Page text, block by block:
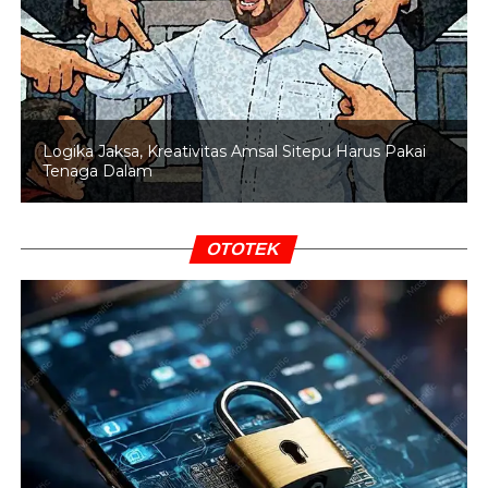
Saat melakukan penyisiran dan pembersihan di dalam
bangunan tersebut, personel menemukan sejumlah
barang yang diduga berkaitan dengan aktivitas kelompok
OPM.
Dari hasil patroli tersebut, personel mengamankan satu
pucuk senjata api campuran berupa pistol jenis airsoft
gun Omega buatan Tiongkok, satu pucuk senapan angin,
tujuh belas butir munisi kaliber 5,56 mm, tujuh butir munisi
pistol kaliber 9 mm, satu butir munisi revolver kaliber 9
mm, serta sejumlah barang lainnya.
BACA JUGA Tiket Asian Games 2026 Berhasil
Diamankan Tim Hoki Lapangan Putra Indonesia
Seluruh barang tersebut ditemukan di dalam sebuah tas
yang berada di lantai ruang tengah bangunan utama.
Logika Jaksa, Kreativitas Amsal Sitepu Harus Pakai
Tenaga Dalam
OTOTEK